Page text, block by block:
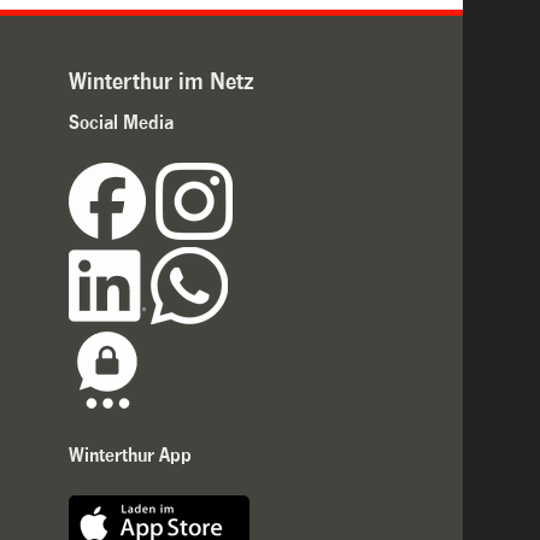
Winterthur im Netz
Social Media
Winterthur App